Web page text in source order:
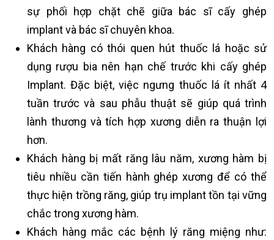
sự phối hợp chặt chẽ giữa bác sĩ cấy ghép
implant và bác sĩ chuyên khoa.
Khách hàng có thói quen hút thuốc lá hoặc sử
dụng rượu bia nên hạn chế trước khi cấy ghép
Implant. Đặc biệt, việc ngưng thuốc lá ít nhất 4
tuần trước và sau phẫu thuật sẽ giúp quá trình
lành thương và tích hợp xương diễn ra thuận lợi
hơn.
Khách hàng bị mất răng lâu năm, xương hàm bị
tiêu nhiều cần tiến hành ghép xương để có thể
thực hiện trồng răng, giúp trụ implant tồn tại vững
chắc trong xương hàm.
Khách hàng mắc các bệnh lý răng miệng như: